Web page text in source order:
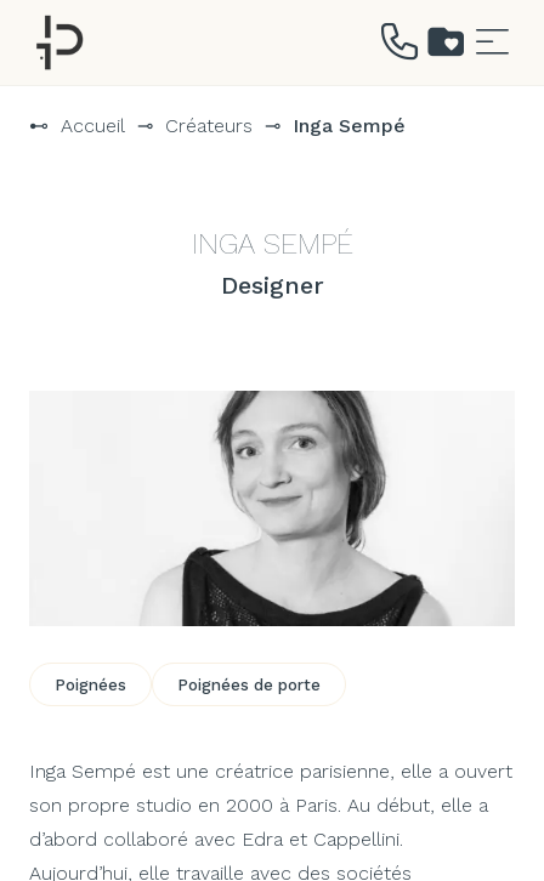
⊷ Accueil ⊸ Créateurs ⊸ Inga Sempé
INGA SEMPÉ
Designer
Poignées Poignées de porte
Inga Sempé est une créatrice parisienne, elle a ouvert
son propre studio en 2000 à Paris. Au début, elle a
d’abord collaboré avec Edra et Cappellini.
Aujourd’hui, elle travaille avec des sociétés